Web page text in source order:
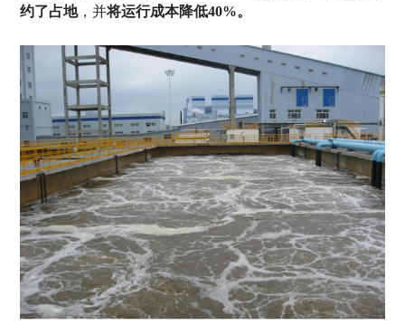
约了占地，并将运行成本降低40%。